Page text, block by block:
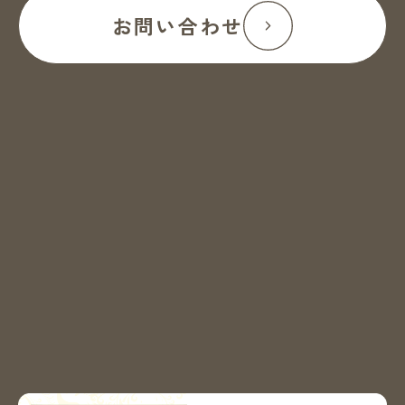
お問い合わせ